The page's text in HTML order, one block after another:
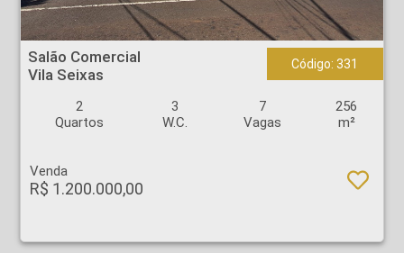
Salão Comercial - Vila Seixas - Ribeirão Preto
Salão Comercial
Vila Seixas
Código: 331
2
Quartos
3
W.C.
7
Vagas
256
m²
Venda
R$ 1.200.000,00